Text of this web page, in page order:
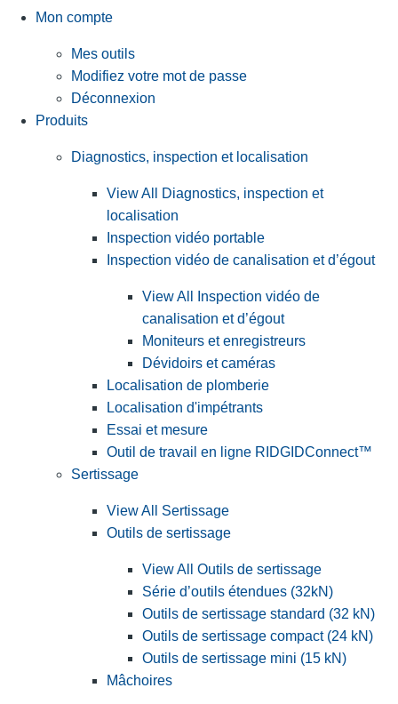
Mon compte
Mes outils
Modifiez votre mot de passe
Déconnexion
Produits
Diagnostics, inspection et localisation
View All Diagnostics, inspection et
localisation
Inspection vidéo portable
Inspection vidéo de canalisation et d’égout
View All Inspection vidéo de
canalisation et d’égout
Moniteurs et enregistreurs
Dévidoirs et caméras
Localisation de plomberie
Localisation d'impétrants
Essai et mesure
Outil de travail en ligne RIDGIDConnect™
Sertissage
View All Sertissage
Outils de sertissage
View All Outils de sertissage
Série d’outils étendues (32kN)
Outils de sertissage standard (32 kN)
Outils de sertissage compact (24 kN)
Outils de sertissage mini (15 kN)
Mâchoires